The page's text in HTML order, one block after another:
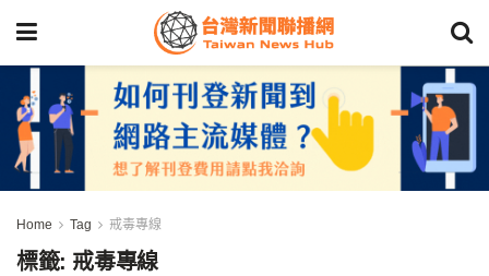
Home Tag 戒毒專線
標籤: 戒毒專線